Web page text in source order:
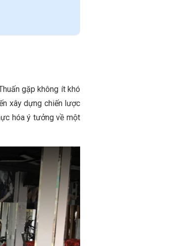
gặp không ít khó
xây dựng chiến lược
hóa ý tưởng về một